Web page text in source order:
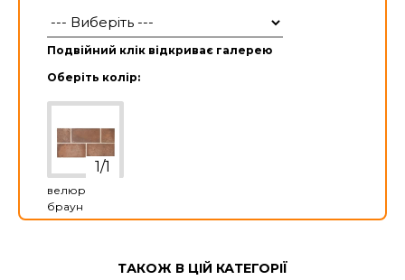
Подвійний клік відкриває галерею
Оберіть колір:
велюр
браун
ТАКОЖ В ЦІЙ КАТЕГОРІЇ